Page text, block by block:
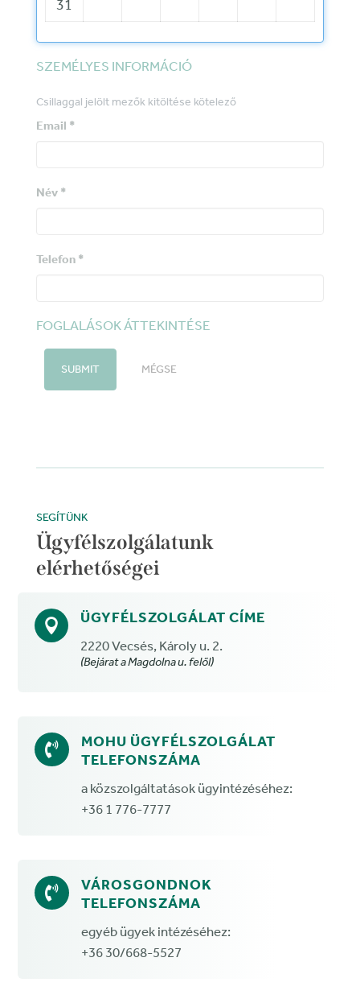
31
SZEMÉLYES INFORMÁCIÓ
Csillaggal jelölt mezők kitöltése kötelező
Email *
Név *
Telefon *
FOGLALÁSOK ÁTTEKINTÉSE
SUBMIT MÉGSE
Ügyfélszolgálatunk
elérhetőségei
SEGÍTÜNK
 ÜGYFÉLSZOLGÁLAT CÍME
2220 Vecsés, Károly u. 2.
(Bejárat a Magdolna u. felől)

MOHU ÜGYFÉLSZOLGÁLAT
TELEFONSZÁMA
a közszolgáltatások ügyintézéséhez:
+36 1 776-7777

VÁROSGONDNOK
TELEFONSZÁMA
egyéb ügyek intézéséhez:
+36 30/668-5527